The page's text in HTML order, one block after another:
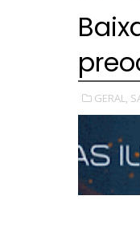
GERAL,